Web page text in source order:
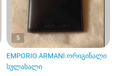
5
EMPORIO ARMANI.ორიგინალი
სულახალი